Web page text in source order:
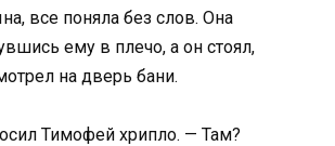
все поняла без слов. Она
ему в плечо, а он стоял,
на дверь бани.
Тимофей хрипло. — Там?